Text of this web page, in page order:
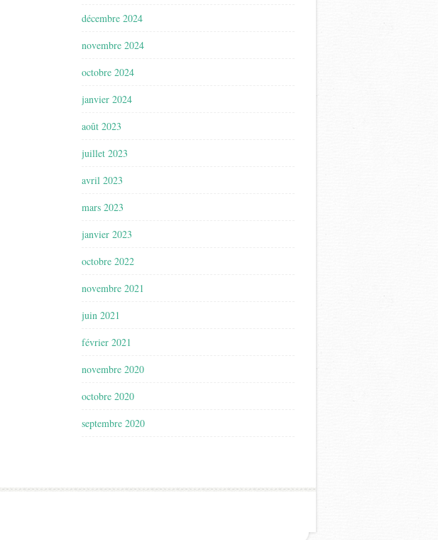
décembre 2024
novembre 2024
octobre 2024
janvier 2024
août 2023
juillet 2023
avril 2023
mars 2023
janvier 2023
octobre 2022
novembre 2021
juin 2021
février 2021
novembre 2020
octobre 2020
septembre 2020